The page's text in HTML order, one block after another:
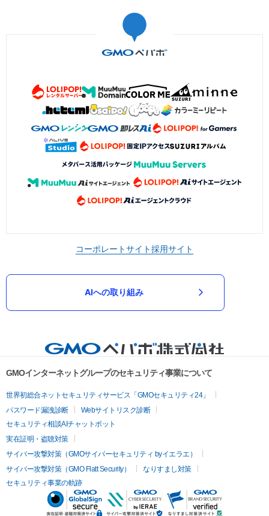
コーポレートサイト採用サイト
AIへの取り組み
GMOインターネットグループのセキュリティ事業について
世界初総合ネットセキュリティサービス「GMOセキュリティ24」
パスワード漏洩診断
Webサイトリスク診断
セキュリティ相談AIチャットボット
実在証明・盗聴対策
サイバー攻撃対策（GMOサイバーセキュリティ byイエラエ）
サイバー攻撃対策（GMO Flatt Security）
なりすまし対策
セキュリティ事業の軌跡